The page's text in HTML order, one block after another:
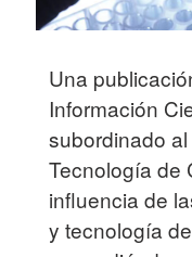
Una
Información
subordinado
Tecnología de
influencia de
y tecnología